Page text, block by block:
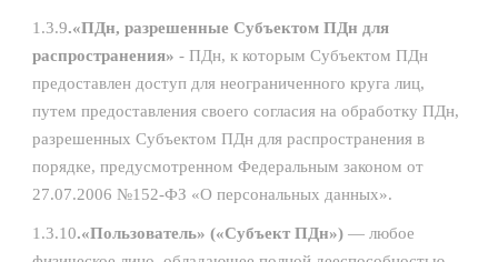
1.3.9.«ПДн, разрешенные Субъектом ПДн для
распространения» - ПДн, к которым Субъектом ПДн
предоставлен доступ для неограниченного круга лиц,
путем предоставления своего согласия на обработку ПДн,
разрешенных Субъектом ПДн для распространения в
порядке, предусмотренном Федеральным законом от
27.07.2006 №152-ФЗ «О персональных данных».
1.3.10.«Пользователь» («Субъект ПДн») — любое